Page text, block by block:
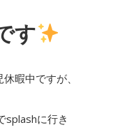
す
暇中ですが、
splashに行き